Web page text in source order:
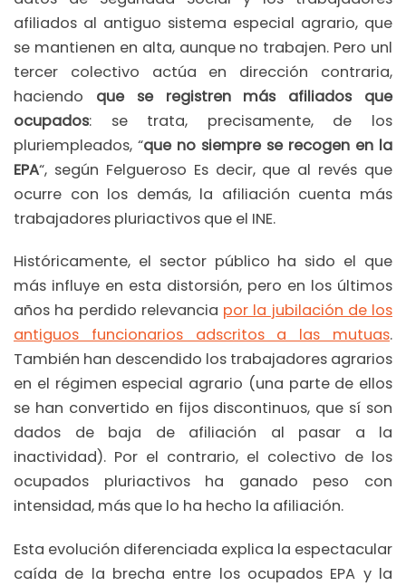
afiliados al antiguo sistema especial agrario, que
se mantienen en alta, aunque no trabajen. Pero unl
tercer colectivo actúa en dirección contraria,
haciendo que se registren más afiliados que
ocupados: se trata, precisamente, de los
pluriempleados, “que no siempre se recogen en la
EPA“, según Felgueroso Es decir, que al revés que
ocurre con los demás, la afiliación cuenta más
trabajadores pluriactivos que el INE.
Históricamente, el sector público ha sido el que
más influye en esta distorsión, pero en los últimos
años ha perdido relevancia por la jubilación de los
antiguos funcionarios adscritos a las mutuas.
También han descendido los trabajadores agrarios
en el régimen especial agrario (una parte de ellos
se han convertido en fijos discontinuos, que sí son
dados de baja de afiliación al pasar a la
inactividad). Por el contrario, el colectivo de los
ocupados pluriactivos ha ganado peso con
intensidad, más que lo ha hecho la afiliación.
Esta evolución diferenciada explica la espectacular
caída de la brecha entre los ocupados EPA y la